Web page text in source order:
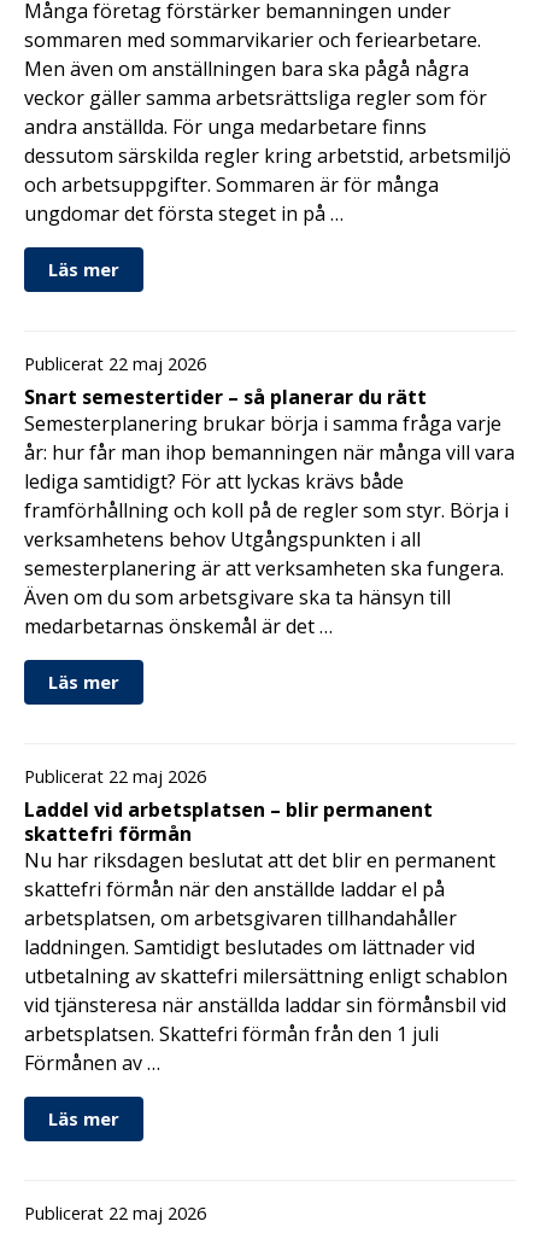
Många företag förstärker bemanningen under
sommaren med sommarvikarier och feriearbetare.
Men även om anställningen bara ska pågå några
veckor gäller samma arbetsrättsliga regler som för
andra anställda. För unga medarbetare finns
dessutom särskilda regler kring arbetstid, arbetsmiljö
och arbetsuppgifter. Sommaren är för många
ungdomar det första steget in på …
Läs mer
Publicerat 22 maj 2026
Snart semestertider – så planerar du rätt
Semesterplanering brukar börja i samma fråga varje
år: hur får man ihop bemanningen när många vill vara
lediga samtidigt? För att lyckas krävs både
framförhållning och koll på de regler som styr. Börja i
verksamhetens behov Utgångspunkten i all
semesterplanering är att verksamheten ska fungera.
Även om du som arbetsgivare ska ta hänsyn till
medarbetarnas önskemål är det …
Läs mer
Publicerat 22 maj 2026
Laddel vid arbetsplatsen – blir permanent
skattefri förmån
Nu har riksdagen beslutat att det blir en permanent
skattefri förmån när den anställde laddar el på
arbetsplatsen, om arbetsgivaren tillhandahåller
laddningen. Samtidigt beslutades om lättnader vid
utbetalning av skattefri milersättning enligt schablon
vid tjänsteresa när anställda laddar sin förmånsbil vid
arbetsplatsen. Skattefri förmån från den 1 juli
Förmånen av …
Läs mer
Publicerat 22 maj 2026